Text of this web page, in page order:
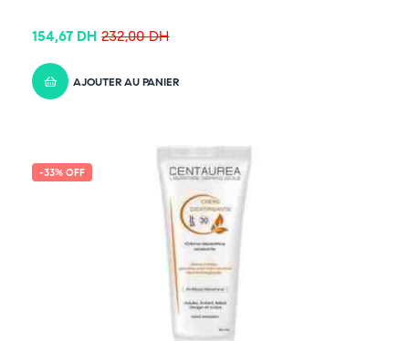
232,00DH
154,67 DH
AJOUTER AU PANIER
-33% OFF